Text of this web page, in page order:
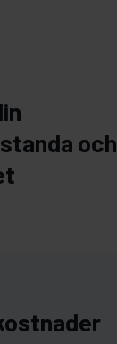
och